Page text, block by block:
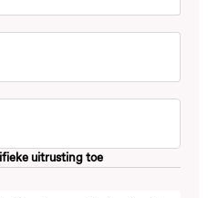
uitrusting toe